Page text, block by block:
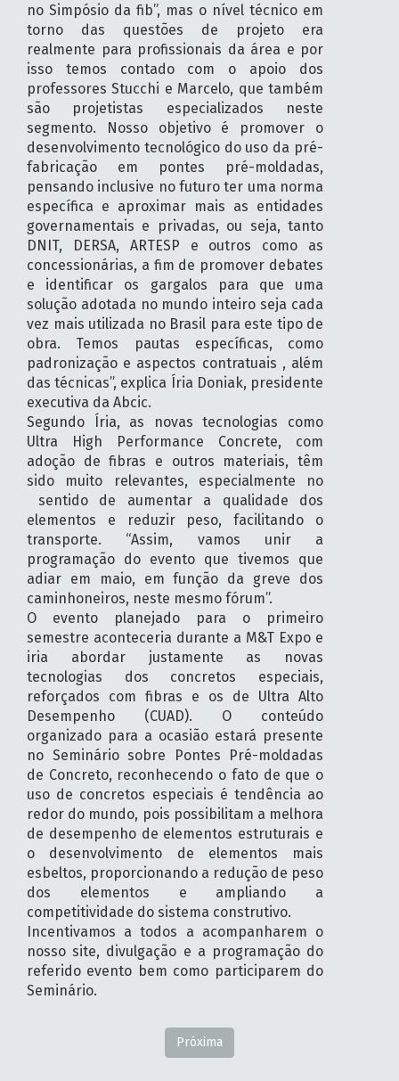
no Simpósio da fib”, mas o nível técnico em
torno das questões de projeto era
realmente para profissionais da área e por
isso temos contado com o apoio dos
professores Stucchi e Marcelo, que também
são projetistas especializados neste
segmento. Nosso objetivo é promover o
desenvolvimento tecnológico do uso da pré-
fabricação em pontes pré-moldadas,
pensando inclusive no futuro ter uma norma
específica e aproximar mais as entidades
governamentais e privadas, ou seja, tanto
DNIT, DERSA, ARTESP e outros como as
concessionárias, a fim de promover debates
e identificar os gargalos para que uma
solução adotada no mundo inteiro seja cada
vez mais utilizada no Brasil para este tipo de
obra. Temos pautas específicas, como
padronização e aspectos contratuais , além
das técnicas”, explica Íria Doniak, presidente
executiva da Abcic.
Segundo Íria, as novas tecnologias como
Ultra High Performance Concrete, com
adoção de fibras e outros materiais, têm
sido muito relevantes, especialmente no
sentido de aumentar a qualidade dos
elementos e reduzir peso, facilitando o
transporte. “Assim, vamos unir a
programação do evento que tivemos que
adiar em maio, em função da greve dos
caminhoneiros, neste mesmo fórum”.
O evento planejado para o primeiro
semestre aconteceria durante a M&T Expo e
iria abordar justamente as novas
tecnologias dos concretos especiais,
reforçados com fibras e os de Ultra Alto
Desempenho (CUAD). O conteúdo
organizado para a ocasião estará presente
no Seminário sobre Pontes Pré-moldadas
de Concreto, reconhecendo o fato de que o
uso de concretos especiais é tendência ao
redor do mundo, pois possibilitam a melhora
de desempenho de elementos estruturais e
o desenvolvimento de elementos mais
esbeltos, proporcionando a redução de peso
dos elementos e ampliando a
competitividade do sistema construtivo.
Incentivamos a todos a acompanharem o
nosso site, divulgação e a programação do
referido evento bem como participarem do
Seminário.
Próxima